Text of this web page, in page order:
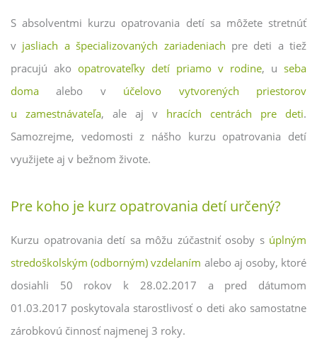
S absolventmi kurzu opatrovania detí sa môžete stretnúť
v jasliach a špecializovaných zariadeniach pre deti a tiež
pracujú ako opatrovateľky detí priamo v rodine, u seba
doma alebo v účelovo vytvorených priestorov
u zamestnávateľa, ale aj v hracích centrách pre deti.
Samozrejme, vedomosti z nášho kurzu opatrovania detí
využijete aj v bežnom živote.
Pre koho je kurz opatrovania detí určený?
Kurzu opatrovania detí sa môžu zúčastniť osoby s úplným
stredoškolským (odborným) vzdelaním alebo aj osoby, ktoré
dosiahli 50 rokov k 28.02.2017 a pred dátumom
01.03.2017 poskytovala starostlivosť o deti ako samostatne
zárobkovú činnosť najmenej 3 roky.